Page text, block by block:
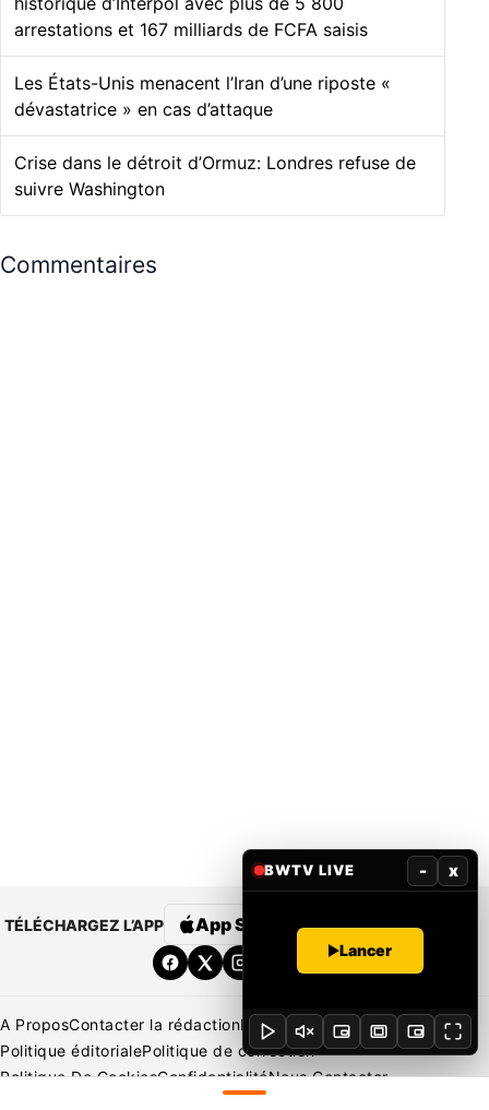
arrestations et 167 milliards de FCFA saisis
Les États-Unis menacent l’Iran d’une riposte «
dévastatrice » en cas d’attaque
Crise dans le détroit d’Ormuz: Londres refuse de
suivre Washington
Commentaires
TÉLÉCHARGEZ L’APP App Store Google Play
A ProposContacter la rédactionRédaction
Mentions légales
Politique éditorialePolitique de correction
Politique De CookiesConfidentialitéNous Contacter
BWTV LIVE - x
Lancer